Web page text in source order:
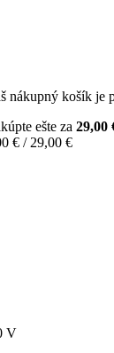
nákupný košík je
ešte za 29,00
€ / 29,00 €